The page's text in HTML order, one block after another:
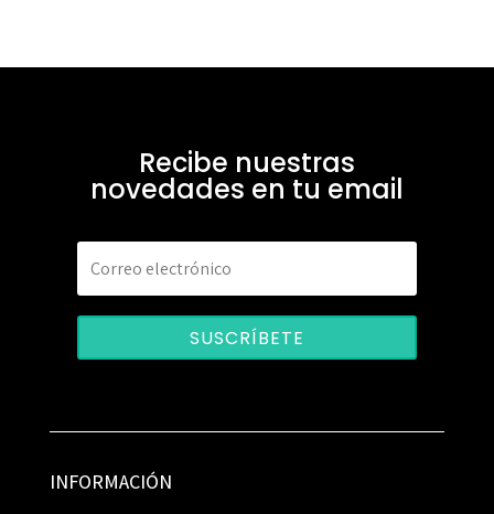
Recibe nuestras
novedades en tu email
SUSCRÍBETE
INFORMACIÓN